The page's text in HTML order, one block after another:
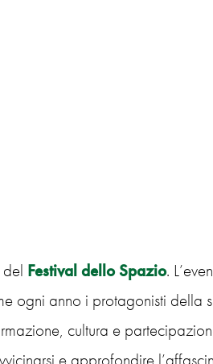
Festival dello Spazio.
ogni anno i protagonisti della
cultura e
e approfondire